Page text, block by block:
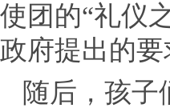
使团的“礼仪
政府提出的
随后，孩子